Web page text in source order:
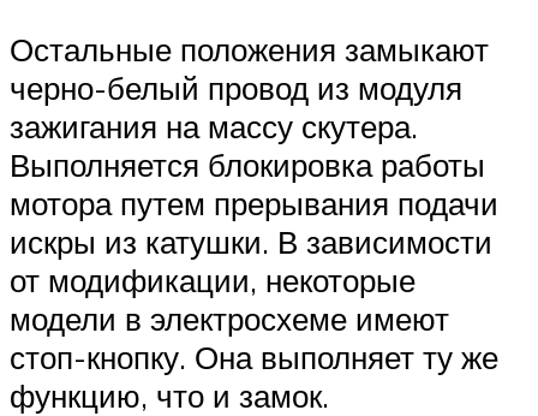
Остальные положения замыкают
черно-белый провод из модуля
зажигания на массу скутера.
Выполняется блокировка работы
мотора путем прерывания подачи
искры из катушки. В зависимости
от модификации, некоторые
модели в электросхеме имеют
стоп-кнопку. Она выполняет ту же
функцию, что и замок.